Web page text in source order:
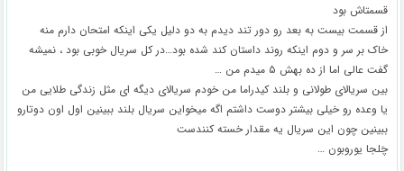
قسمتاش بود
از قسمت بیست به بعد رو دور تند دیدم به دو دلیل یکی اینکه امتحان دارم منه
خاک بر سر و دوم اینکه روند داستان کند شده بود…در کل سریال خوبی بود ، نمیشه
گفت عالی اما از ده بهش ۵ میدم من …
بین سریالای طولانی و بلند کیدراما من خودم سریالای دیگه ای مثل زندگی طلایی من
یا وعده رو خیلی بیشتر دوست داشتم اگه میخواین سریال بلند ببینین اول اون دوتارو
ببینین چون این سریال یه مقدار خسته کنندست
چَلجا یوروبون …